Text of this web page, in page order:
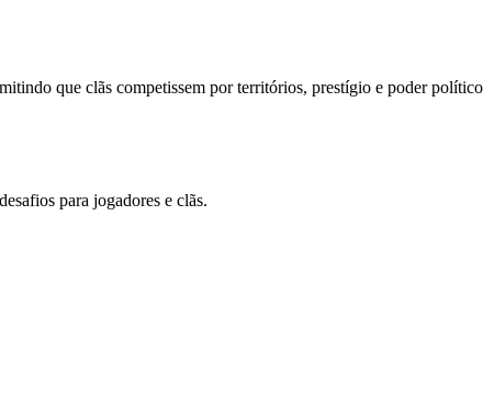
que clãs competissem por territórios, prestígio e poder
para jogadores e clãs.